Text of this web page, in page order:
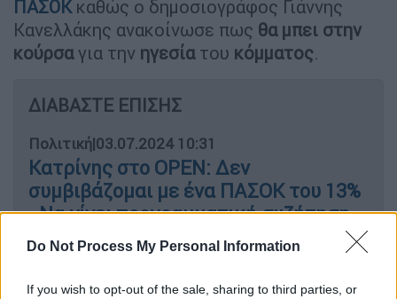
Do Not Process My Personal Information
If you wish to opt-out of the sale, sharing to third parties, or
ΠΑΣΟΚ καθώς ο δημοσιογράφος Γιάννης
Κανελλάκης ανακοίνωσε πως θα μπει στην
κούρσαγια την ηγεσίατου κόμματος.
ΔΙΑΒΑΣΤΕ ΕΠΙΣΗΣ
Πολιτική|03.07.2024 10:31
Κατρίνης στο OPEN: Δεν
συμβιβάζομαι με ένα ΠΑΣΟΚ του 13%
- Να γίνει προγραμματική συζήτηση
με τον ΣΥΡΙΖΑ